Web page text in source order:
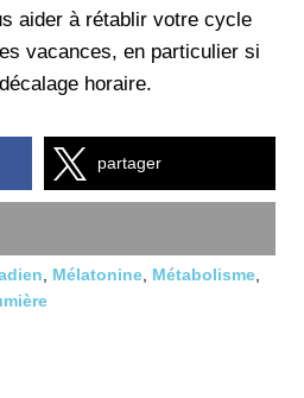
aider à rétablir votre cycle
vacances, en particulier si
horaire.
partager
Mélatonine Métabolisme